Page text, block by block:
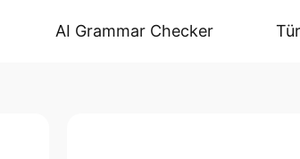
AI Grammar Checker